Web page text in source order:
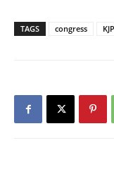
TAGS congress